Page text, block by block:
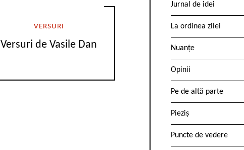
VERSURI
Versuri de Vasile Dan
Jurnal de idei
La ordinea zilei
Nuanțe
Opinii
Pe de altă parte
Pieziș
Puncte de vedere